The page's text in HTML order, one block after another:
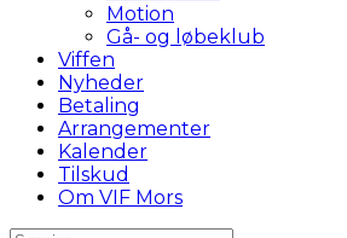
Motion
Gå- og løbeklub
Viffen
Nyheder
Betaling
Arrangementer
Kalender
Tilskud
Om VIF Mors